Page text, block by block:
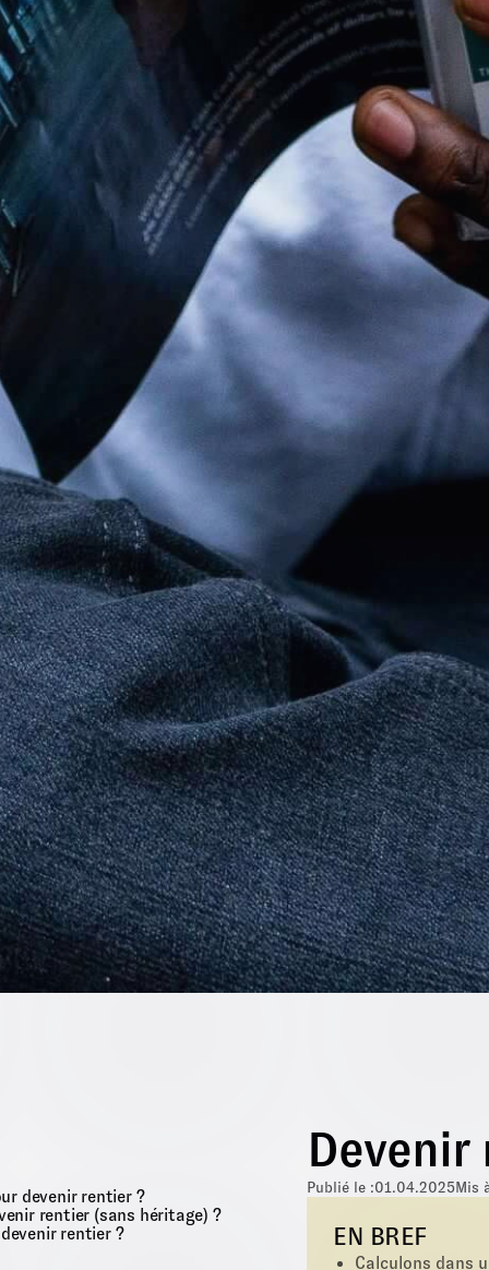
devenir rentier ?
rentier (sans héritage) ?
rentier ?
Publié le :01.04.2025Mis
EN BREF
Calculons dans